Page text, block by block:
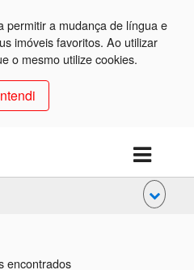
permitir a mudança de língua e
imóveis favoritos. Ao utilizar
o mesmo utilize cookies.
encontrados